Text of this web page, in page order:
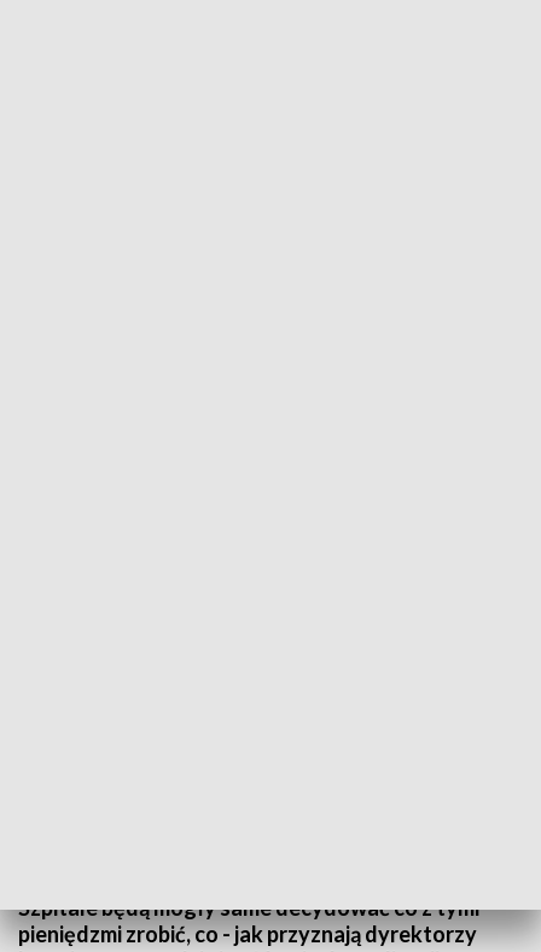
Szpitale będą mogły same decydować co z tymi
pieniędzmi zrobić, co - jak przyznają dyrektorzy